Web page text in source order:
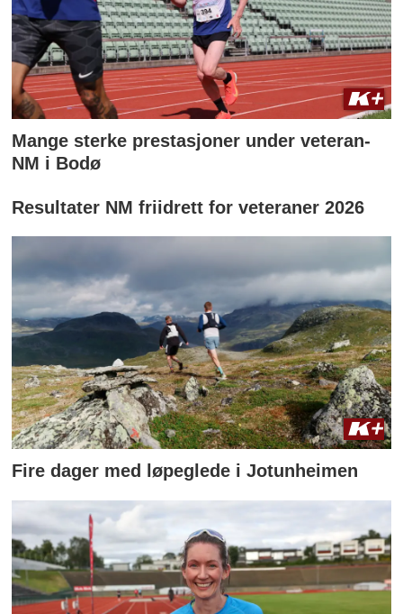
Mange sterke prestasjoner under veteran-
NM i Bodø
Resultater NM friidrett for veteraner 2026
Fire dager med løpeglede i Jotunheimen